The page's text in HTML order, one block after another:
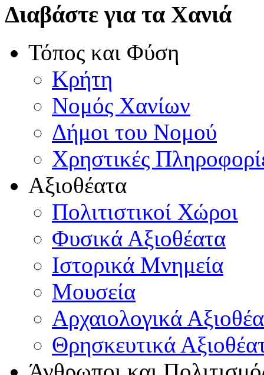
Διαβάστε για τα Χανιά
Τόπος και Φύση
Κρήτη
Νομός Χανίων
Δήμοι του Νομού
Χρηστικές
Αξιοθέατα
Πολιτιστικοί Χώροι
Φυσικά Αξιοθέατα
Ιστορικά Μνημεία
Μουσεία
Αρχαιολογικά
Θρησκευτικά